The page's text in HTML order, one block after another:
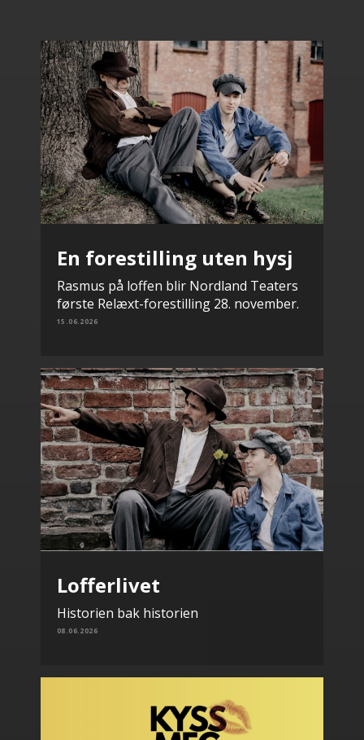
En forestilling uten hysj
Rasmus på loffen blir Nordland Teaters
første Relæxt-forestilling 28. november.
15.06.2026
Lofferlivet
Historien bak historien
08.06.2026